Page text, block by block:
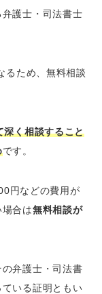
護士・司法書士
るため、無料相談
深く相談すること
です。
円などの費用が
合は無料相談が
弁護士・司法書
いる証明ともい